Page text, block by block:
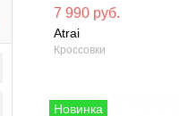
7 990 руб.
Atrai
Кроссовки
Материал
кожа
Сезон: